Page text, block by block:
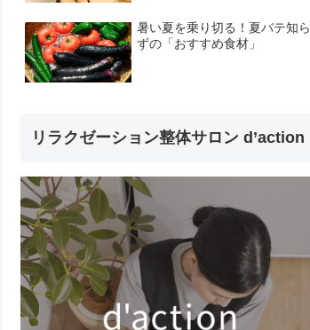
暑い夏を乗り切る！夏バテ知ら
ずの「おすすめ食材」
リラクゼーション整体サロン d’action